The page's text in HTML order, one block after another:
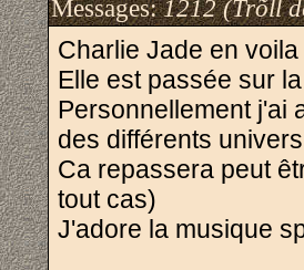
Messages:1212 (Trõll
Charlie Jade en
Elle est passée sur
Personnellement j'ai
des différents
Ca repassera peut
tout cas)
J'adore la musique